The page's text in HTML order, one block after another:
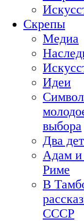
Скрепы
Медиа
Идеи
выбора
Два
Адам и
Риме
В
СССР